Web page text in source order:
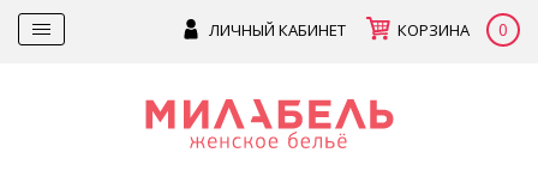
ЛИЧНЫЙ КАБИНЕТ КОРЗИНА 0